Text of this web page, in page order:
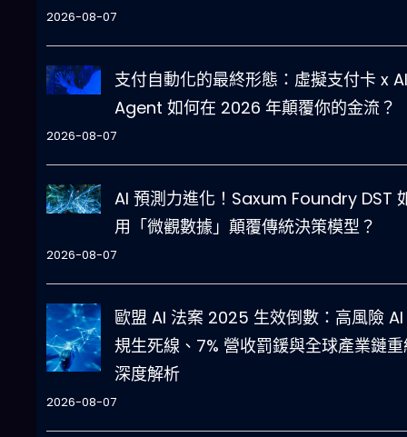
2026-08-07
支付自動化的最終形態：虛擬支付卡 x AI
Agent 如何在 2026 年顛覆你的金流？
2026-08-07
AI 預測力進化！Saxum Foundry DST
用「微觀數據」顛覆傳統決策模型？
2026-08-07
歐盟 AI 法案 2025 生效倒數：高風險
規生死線、7% 營收罰鍰與全球產業鏈
深度解析
2026-08-07